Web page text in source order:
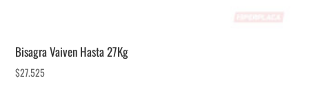
Bisagra Vaiven Hasta 27Kg
$27.525